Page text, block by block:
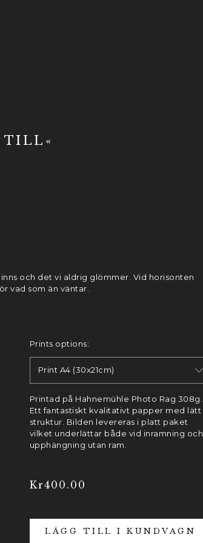
TILL«
och det vi aldrig glömmer. Vid horisonten
vad som än väntar.
Prints options:
Print A4 (30x21cm)
Printad på Hahnemühle Photo Rag 308g.
Ett fantastiskt kvalitativt papper med lätt
struktur. Bilden levereras i platt paket
vilket underlättar både vid inramning och
upphängning utan ram.
Kr400.00
LÄGG TILL I KUNDVAGN